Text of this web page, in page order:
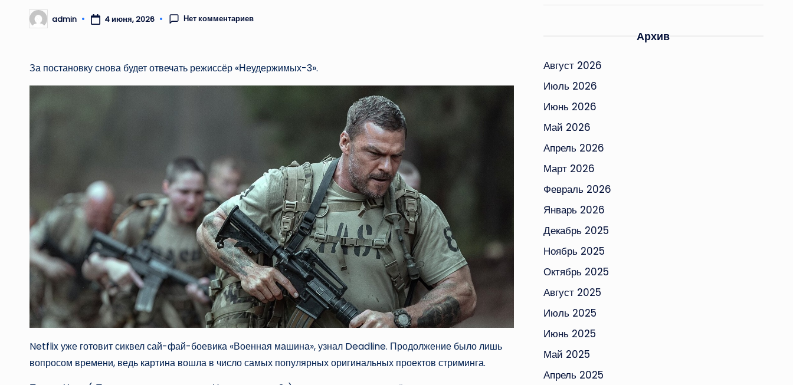
Запись
от
admin 4 июня, 2026 Нет комментариев
За постановку снова будет отвечать режиссёр «Неудержимых-3».
Netflix уже готовит сиквел сай-фай-боевика «Военная машина», узнал Deadline. Продолжение было лишь
вопросом времени, ведь картина вошла в число самых популярных оригинальных проектов стриминга.
Архив
Август 2026
Июль 2026
Июнь 2026
Май 2026
Апрель 2026
Март 2026
Февраль 2026
Январь 2026
Декабрь 2025
Ноябрь 2025
Октябрь 2025
Август 2025
Июль 2025
Июнь 2025
Май 2025
Апрель 2025